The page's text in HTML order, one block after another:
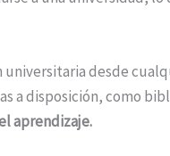
universitaria desde
a disposición, como
aprendizaje.